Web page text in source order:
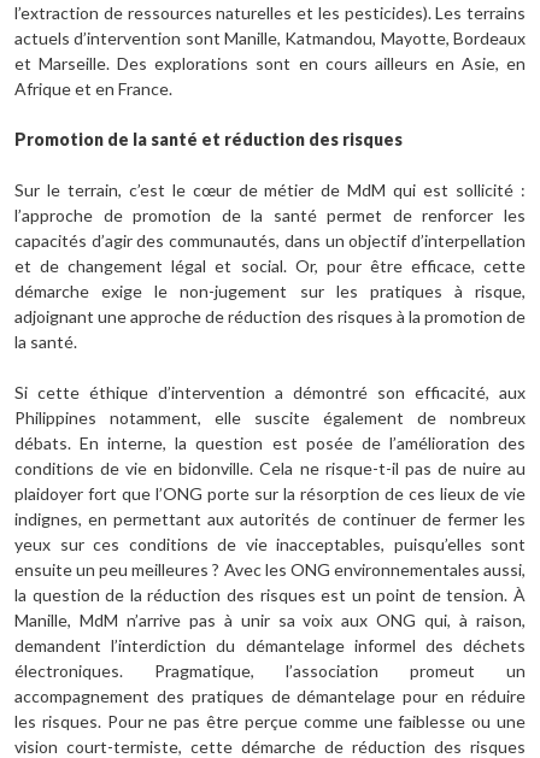
l’extraction de ressources naturelles et les pesticides). Les terrains
actuels d’intervention sont Manille, Katmandou, Mayotte, Bordeaux
et Marseille. Des explorations sont en cours ailleurs en Asie, en
Afrique et en France.
Promotion de la santé et réduction des risques
Sur le terrain, c’est le cœur de métier de MdM qui est sollicité :
l’approche de promotion de la santé permet de renforcer les
capacités d’agir des communautés, dans un objectif d’interpellation
et de changement légal et social. Or, pour être efficace, cette
démarche exige le non-jugement sur les pratiques à risque,
adjoignant une approche de réduction des risques à la promotion de
la santé.
Si cette éthique d’intervention a démontré son efficacité, aux
Philippines notamment, elle suscite également de nombreux
débats. En interne, la question est posée de l’amélioration des
conditions de vie en bidonville. Cela ne risque-t-il pas de nuire au
plaidoyer fort que l’ONG porte sur la résorption de ces lieux de vie
indignes, en permettant aux autorités de continuer de fermer les
yeux sur ces conditions de vie inacceptables, puisqu’elles sont
ensuite un peu meilleures ? Avec les ONG environnementales aussi,
la question de la réduction des risques est un point de tension. À
Manille, MdM n’arrive pas à unir sa voix aux ONG qui, à raison,
demandent l’interdiction du démantelage informel des déchets
électroniques. Pragmatique, l’association promeut un
accompagnement des pratiques de démantelage pour en réduire
les risques. Pour ne pas être perçue comme une faiblesse ou une
vision court-termiste, cette démarche de réduction des risques